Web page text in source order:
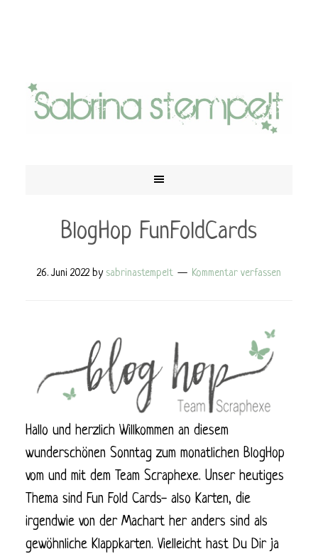
BlogHop FunFoldCards
26. Juni 2022by sabrinastempelt Kommentar verfassen
Hallo und herzlich Willkommen an diesem
wunderschönen Sonntag zum monatlichen BlogHop
vom und mit dem Team Scraphexe. Unser heutiges
Thema sind Fun Fold Cards- also Karten, die
irgendwie von der Machart her anders sind als
gewöhnliche Klappkarten. Vielleicht hast Du Dir ja